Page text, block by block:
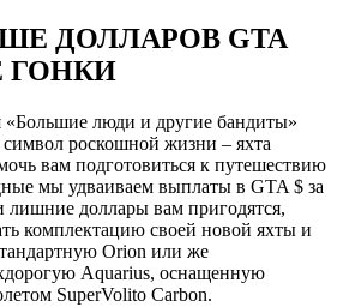
ДОЛЛАРОВ GTA
ГОНКИ
люди и другие бандиты»
символ роскошной жизни – яхта
вам подготовиться к путешествию
мы удваиваем выплаты в GTA $ за
лишние доллары вам пригодятся,
комплектацию своей новой яхты и
Orion или же
Aquarius, оснащенную
SuperVolito Carbon.